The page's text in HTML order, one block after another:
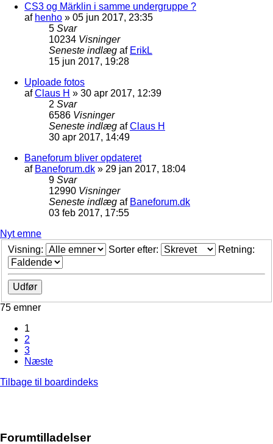
CS3 og Märklin i samme undergruppe ?
af henho » 05 jun 2017, 23:35
5 Svar
10234 Visninger
Seneste indlæg af ErikL
15 jun 2017, 19:28
Uploade fotos
afClaus H » 30 apr 2017, 12:39
2 Svar
6586 Visninger
Seneste indlæg afClaus H
30 apr 2017, 14:49
Baneforum bliver opdateret
af Baneforum.dk » 29 jan 2017, 18:04
9 Svar
12990 Visninger
Seneste indlæg af Baneforum.dk
03 feb 2017, 17:55
Nyt emne
Visning:
Sorter efter: Retning:
75 emner
1
2
3
Næste
Tilbage til boardindeks
Forumtilladelser